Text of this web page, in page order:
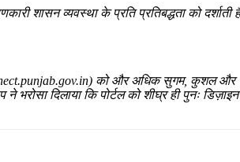
शासन व्यवस्था के प्रति प्रतिबद्धता को
को और अधिक सुगम, कुशल
दिलाया कि पोर्टल को शीघ्र ही पुनः